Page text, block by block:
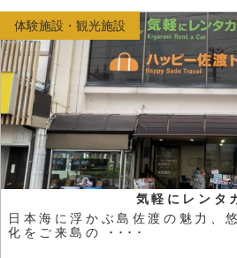
気軽にレンタ
日本海に浮かぶ島佐渡の魅力、
化をご来島の ････
体験施設・観光施設